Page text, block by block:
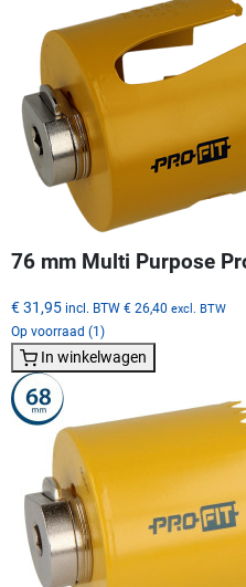
76 mm Multi Purpose
€ 31,95 incl. BTW € 26,40 excl. BTW
Op voorraad (1)
In winkelwagen